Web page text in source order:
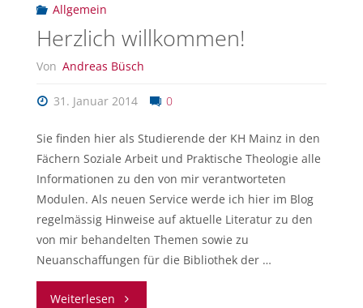
Praxis"
Allgemein
Herzlich willkommen!
Von Andreas Büsch
31. Januar 2014 0
Sie finden hier als Studierende der KH Mainz in den
Fächern Soziale Arbeit und Praktische Theologie alle
Informationen zu den von mir verantworteten
Modulen. Als neuen Service werde ich hier im Blog
regelmässig Hinweise auf aktuelle Literatur zu den
von mir behandelten Themen sowie zu
Neuanschaffungen für die Bibliothek der …
Weiterlesen "Herzlich